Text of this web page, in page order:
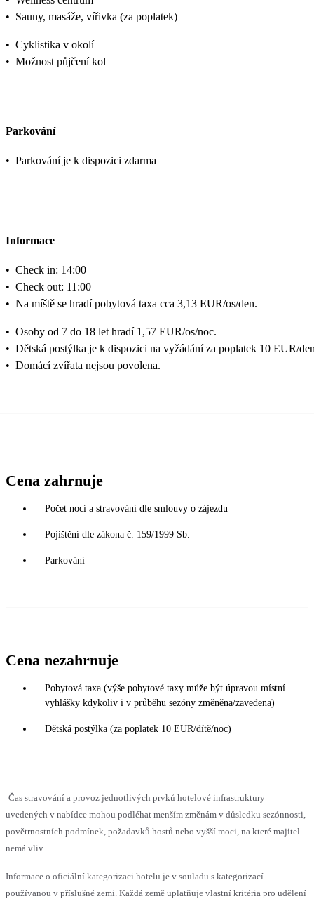
• Sauny, masáže, vířivka (za poplatek)
• Cyklistika v okolí
• Možnost půjčení kol
Parkování
• Parkování je k dispozici zdarma
Informace
• Check in: 14:00
• Check out: 11:00
• Na míště se hradí pobytová taxa cca 3,13 EUR/os/den.
• Osoby od 7 do 18 let hradí 1,57 EUR/os/noc.
• Dětská postýlka je k dispozici na vyžádání za poplatek 10 EUR/
• Domácí zvířata nejsou povolena.
Cena zahrnuje
Počet nocí a stravování dle smlouvy o zájezdu
Pojištění dle zákona č. 159/1999 Sb.
Parkování
Cena nezahrnuje
Pobytová taxa (výše pobytové taxy může být úpravou místní
vyhlášky kdykoliv i v průběhu sezóny změněna/zavedena)
Dětská postýlka (za poplatek 10 EUR/dítě/noc)
Čas stravování a provoz jednotlivých prvků hotelové infrastruktury
uvedených v nabídce mohou podléhat menším změnám v důsledku sezónnosti,
povětrnostních podmínek, požadavků hostů nebo vyšší moci, na které majitel
nemá vliv.
Informace o oficiální kategorizaci hotelu je v souladu s kategorizací
používanou v příslušné zemi. Každá země uplatňuje vlastní kritéria pro udělení